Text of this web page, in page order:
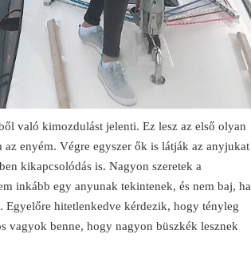
való kimozdulást jelenti. Ez lesz az első olyan
az enyém. Végre egyszer ők is látják az anyjukat
kikapcsolódás is. Nagyon szeretek a
inkább egy anyunak tekintenek, és nem baj, ha
hitetlenkedve kérdezik, hogy tényleg
vagyok benne, hogy nagyon büszkék lesznek